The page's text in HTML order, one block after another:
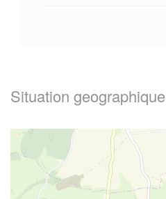
Situation geographique